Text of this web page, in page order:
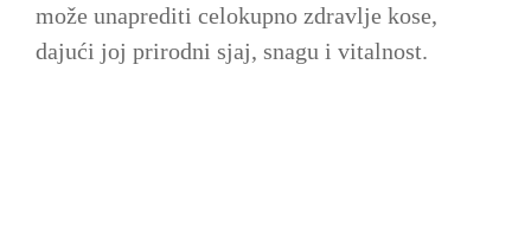
može unaprediti celokupno zdravlje kose,
dajući joj prirodni sjaj, snagu i vitalnost.